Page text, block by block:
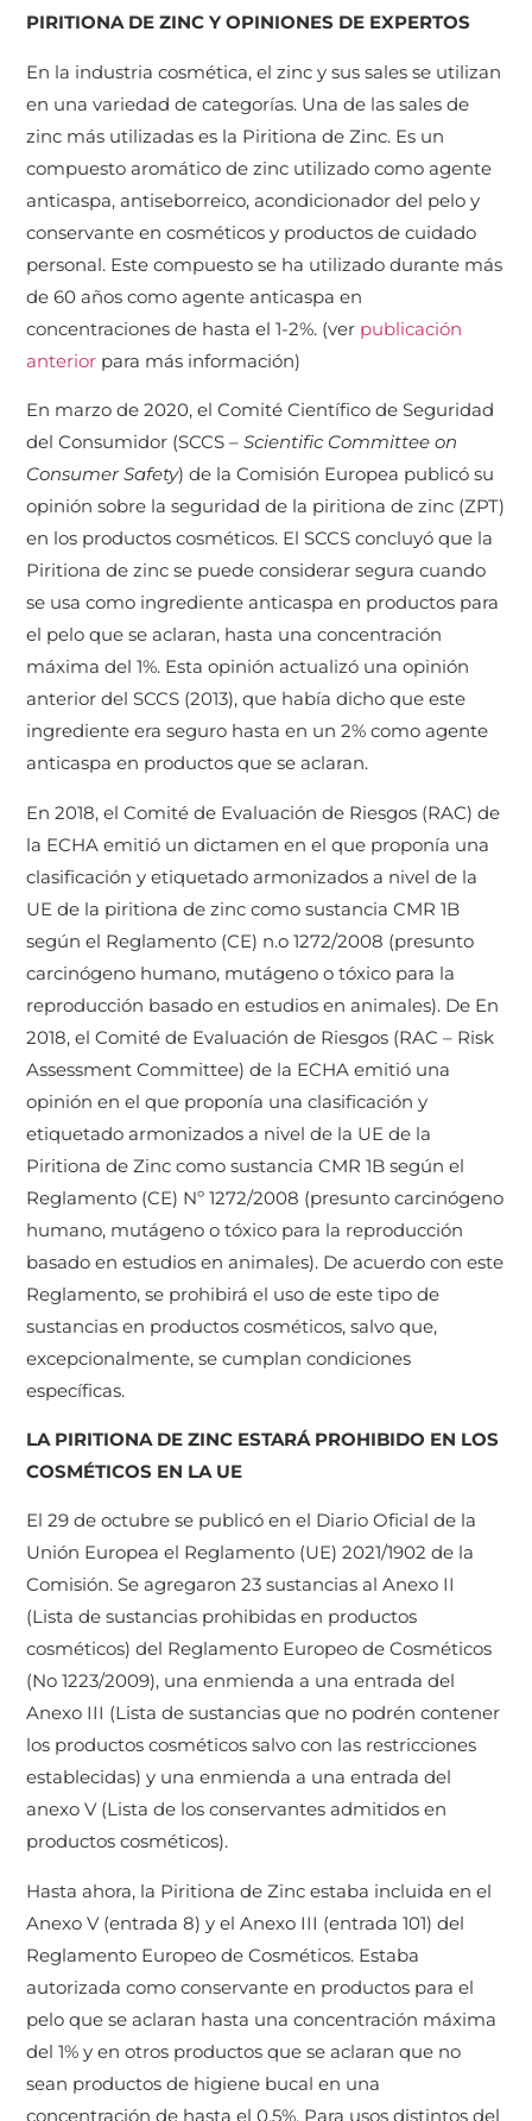
PIRITIONA DE ZINC Y OPINIONES DE EXPERTOS
En la industria cosmética, el zinc y sus sales se utilizan
en una variedad de categorías. Una de las sales de
zinc más utilizadas es la Piritiona de Zinc. Es un
compuesto aromático de zinc utilizado como agente
anticaspa, antiseborreico, acondicionador del pelo y
conservante en cosméticos y productos de cuidado
personal. Este compuesto se ha utilizado durante más
de 60 años como agente anticaspa en
concentraciones de hasta el 1-2%. (ver publicación
anterior para más información)
En marzo de 2020, el Comité Científico de Seguridad
del Consumidor (SCCS –Scientific Committee on
Consumer Safety) de la Comisión Europea publicó su
opinión sobre la seguridad de la piritiona de zinc (ZPT)
en los productos cosméticos. El SCCS concluyó que la
Piritiona de zinc se puede considerar segura cuando
se usa como ingrediente anticaspa en productos para
el pelo que se aclaran, hasta una concentración
máxima del 1%. Esta opinión actualizó una opinión
anterior del SCCS (2013), que había dicho que este
ingrediente era seguro hasta en un 2% como agente
anticaspa en productos que se aclaran.
En 2018, el Comité de Evaluación de Riesgos (RAC) de
la ECHA emitió un dictamen en el que proponía una
clasificación y etiquetado armonizados a nivel de la
UE de la piritiona de zinc como sustancia CMR 1B
según el Reglamento (CE) n.o 1272/2008 (presunto
carcinógeno humano, mutágeno o tóxico para la
reproducción basado en estudios en animales). De En
2018, el Comité de Evaluación de Riesgos (RAC – Risk
Assessment Committee) de la ECHA emitió una
opinión en el que proponía una clasificación y
etiquetado armonizados a nivel de la UE de la
Piritiona de Zinc como sustancia CMR 1B según el
Reglamento (CE) Nº 1272/2008 (presunto carcinógeno
humano, mutágeno o tóxico para la reproducción
basado en estudios en animales). De acuerdo con este
Reglamento, se prohibirá el uso de este tipo de
sustancias en productos cosméticos, salvo que,
excepcionalmente, se cumplan condiciones
específicas.
LA PIRITIONA DE ZINC ESTARÁ PROHIBIDO EN LOS
COSMÉTICOS EN LA UE
El 29 de octubre se publicó en el Diario Oficial de la
Unión Europea el Reglamento (UE) 2021/1902 de la
Comisión. Se agregaron 23 sustancias al Anexo II
(Lista de sustancias prohibidas en productos
cosméticos) del Reglamento Europeo de Cosméticos
(No 1223/2009), una enmienda a una entrada del
Anexo III (Lista de sustancias que no podrén contener
los productos cosméticos salvo con las restricciones
establecidas) y una enmienda a una entrada del
anexo V (Lista de los conservantes admitidos en
productos cosméticos).
Hasta ahora, la Piritiona de Zinc estaba incluida en el
Anexo V (entrada 8) y el Anexo III (entrada 101) del
Reglamento Europeo de Cosméticos. Estaba
autorizada como conservante en productos para el
pelo que se aclaran hasta una concentración máxima
del 1% y en otros productos que se aclaran que no
sean productos de higiene bucal en una
concentración de hasta el 0,5%. Para usos distintos del